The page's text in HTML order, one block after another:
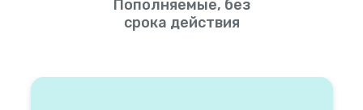
Пополняемые, без
срока действия